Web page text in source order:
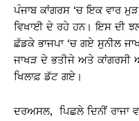
ਪੰਜਾਬ ਕਾਂਗਰਸ ‘ਚ ਇਕ ਵਾਰ
ਵਿਖਾਈ ਦੇ ਰਹੇ ਹਨ। ਇਸ ਦੀ
ਛੱਡਕੇ ਭਾਜਪਾ ‘ਚ ਗਏ ਸੁਨੀਲ
ਜਾਖੜ ਦੇ ਭਤੀਜੇ ਅਤੇ ਕਾਂਗਰਸੀ
ਖਿਲਾਫ਼ ਡੱਟ ਗਏ।
ਦਰਅਸਲ, ਪਿਛਲੇ ਦਿਨੀਂ ਰਾਜਾ